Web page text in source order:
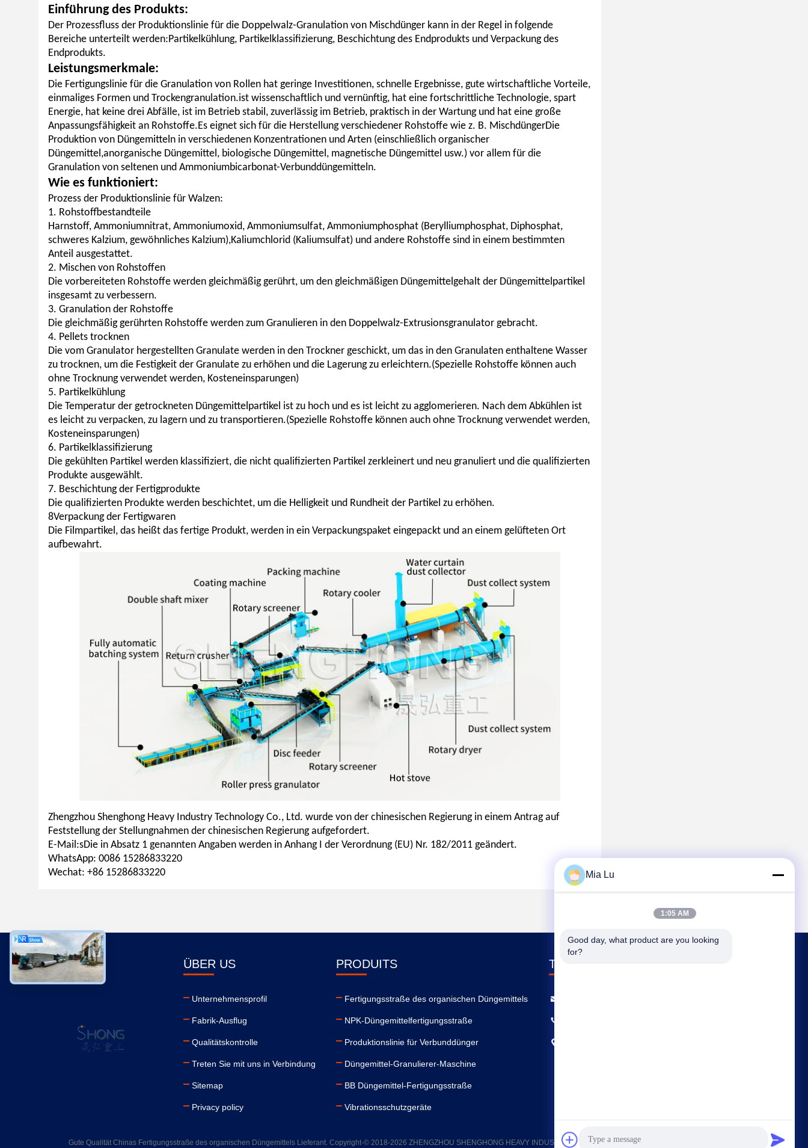
Einführung des Produkts:
Der Prozessfluss der Produktionslinie für die Doppelwalz-Granulation von Mischdünger kann in der Regel in folgende
Bereiche unterteilt werden:Partikelkühlung, Partikelklassifizierung, Beschichtung des Endprodukts und Verpackung des
Endprodukts.
Leistungsmerkmale:
Die Fertigungslinie für die Granulation von Rollen hat geringe Investitionen, schnelle Ergebnisse, gute wirtschaftliche Vorteile,
einmaliges Formen und Trockengranulation.ist wissenschaftlich und vernünftig, hat eine fortschrittliche Technologie, spart
Energie, hat keine drei Abfälle, ist im Betrieb stabil, zuverlässig im Betrieb, praktisch in der Wartung und hat eine große
Anpassungsfähigkeit an Rohstoffe.Es eignet sich für die Herstellung verschiedener Rohstoffe wie z. B. MischdüngerDie
Produktion von Düngemitteln in verschiedenen Konzentrationen und Arten (einschließlich organischer
Düngemittel,anorganische Düngemittel, biologische Düngemittel, magnetische Düngemittel usw.) vor allem für die
Granulation von seltenen und Ammoniumbicarbonat-Verbunddüngemitteln.
Wie es funktioniert:
Prozess der Produktionslinie für Walzen:
1. Rohstoffbestandteile
Harnstoff, Ammoniumnitrat, Ammoniumoxid, Ammoniumsulfat, Ammoniumphosphat (Berylliumphosphat, Diphosphat,
schweres Kalzium, gewöhnliches Kalzium),Kaliumchlorid (Kaliumsulfat) und andere Rohstoffe sind in einem bestimmten
Anteil ausgestattet.
2. Mischen von Rohstoffen
Die vorbereiteten Rohstoffe werden gleichmäßig gerührt, um den gleichmäßigen Düngemittelgehalt der Düngemittelpartikel
insgesamt zu verbessern.
3. Granulation der Rohstoffe
Die gleichmäßig gerührten Rohstoffe werden zum Granulieren in den Doppelwalz-Extrusionsgranulator gebracht.
4. Pellets trocknen
Die vom Granulator hergestellten Granulate werden in den Trockner geschickt, um das in den Granulaten enthaltene Wasser
zu trocknen, um die Festigkeit der Granulate zu erhöhen und die Lagerung zu erleichtern.(Spezielle Rohstoffe können auch
ohne Trocknung verwendet werden, Kosteneinsparungen)
5. Partikelkühlung
Die Temperatur der getrockneten Düngemittelpartikel ist zu hoch und es ist leicht zu agglomerieren. Nach dem Abkühlen ist
es leicht zu verpacken, zu lagern und zu transportieren.(Spezielle Rohstoffe können auch ohne Trocknung verwendet werden,
Kosteneinsparungen)
6. Partikelklassifizierung
Die gekühlten Partikel werden klassifiziert, die nicht qualifizierten Partikel zerkleinert und neu granuliert und die qualifizierten
Produkte ausgewählt.
7. Beschichtung der Fertigprodukte
Die qualifizierten Produkte werden beschichtet, um die Helligkeit und Rundheit der Partikel zu erhöhen.
8Verpackung der Fertigwaren
Die Filmpartikel, das heißt das fertige Produkt, werden in ein Verpackungspaket eingepackt und an einem gelüfteten Ort
aufbewahrt.
Zhengzhou Shenghong Heavy Industry Technology Co., Ltd. wurde von der chinesischen Regierung in einem Antrag auf
Feststellung der Stellungnahmen der chinesischen Regierung aufgefordert.
E-Mail:sDie in Absatz 1 genannten Angaben werden in Anhang I der Verordnung (EU) Nr. 182/2011 geändert.
WhatsApp: 0086 15286833220
Wechat: +86 15286833220
ÜBER US
Unternehmensprofil
Fabrik-Ausflug
Qualitätskontrolle
Treten Sie mit uns in Verbindung
Sitemap
Privacy policy
PRODUITS
Fertigungsstraße des organischen Düngemittels
NPK-Düngemittelfertigungsstraße
Produktionslinie für Verbunddünger
Düngemittel-Granulierer-Maschine
BB Düngemittel-Fertigungsstraße
Vibrationsschutzgeräte
TRETEN SIE MIT UNS IN VERBINDUNG
Gute Qualität Chinas Fertigungsstraße des organischen Düngemittels Lieferant. Copyright-© 2018-2026 ZHENGZHOU SHENGHONG HEAVY INDUSTRY TECHNOLOGY CO., LTD. . Alle Rechte vorbehalten.
Mia Lu
1:05 AM
Good day, what product are you looking
for?